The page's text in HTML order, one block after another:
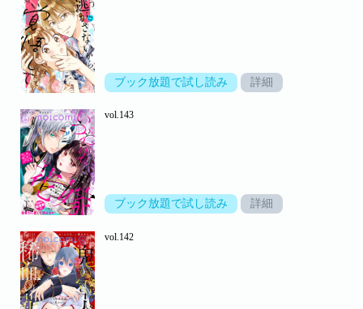
ブック放題で試し読み 詳細
vol.143
ブック放題で試し読み 詳細
vol.142